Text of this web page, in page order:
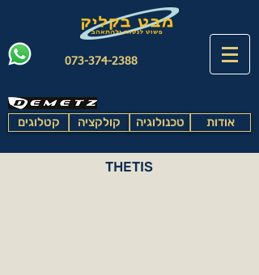
073-374-2388
קטלוגים קולקציה טכנולוגיה אודות
THETIS